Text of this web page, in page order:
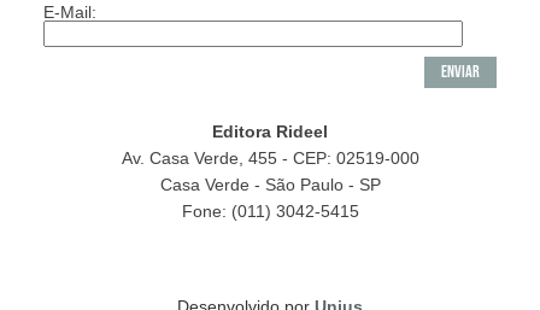
E-Mail:
Editora Rideel
Av. Casa Verde, 455 - CEP: 02519-000
Casa Verde - São Paulo - SP
Fone: (011) 3042-5415